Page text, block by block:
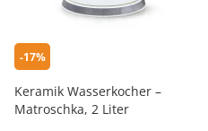
-17%
Keramik Wasserkocher –
Matroschka, 2 Liter